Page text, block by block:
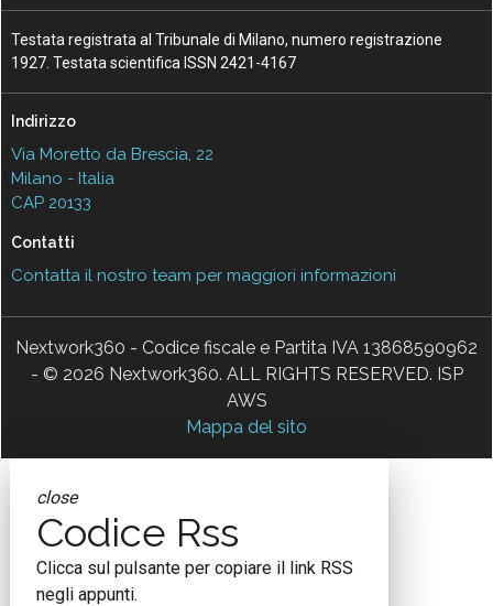
Testata registrata al Tribunale di Milano, numero registrazione
1927. Testata scientifica ISSN 2421-4167
Indirizzo
Via Moretto da Brescia, 22
Milano - Italia
CAP 20133
Contatti
Contatta il nostro team per maggiori informazioni
Nextwork360 - Codice fiscale e Partita IVA 13868590962
- © 2026 Nextwork360. ALL RIGHTS RESERVED. ISP
AWS
Mappa del sito
close
Codice Rss
Clicca sul pulsante per copiare il link RSS
negli appunti.